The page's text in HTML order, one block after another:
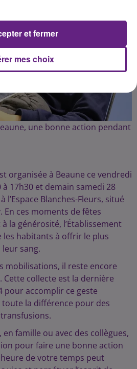
une bonne action pendant
organisée à Beaune ce vendredi
17h30 et demain samedi 28
l’Espace Blanches-Fleurs, situé
En ces moments de fêtes
la générosité, l’Établissement
les habitants à offrir le plus
leur sang.
mobilisations, il reste encore
Cette collecte est la dernière
pour accomplir ce geste
la différence pour des
famille ou avec des collègues,
pour faire une bonne action
de votre temps peut
mes choix
et fermer